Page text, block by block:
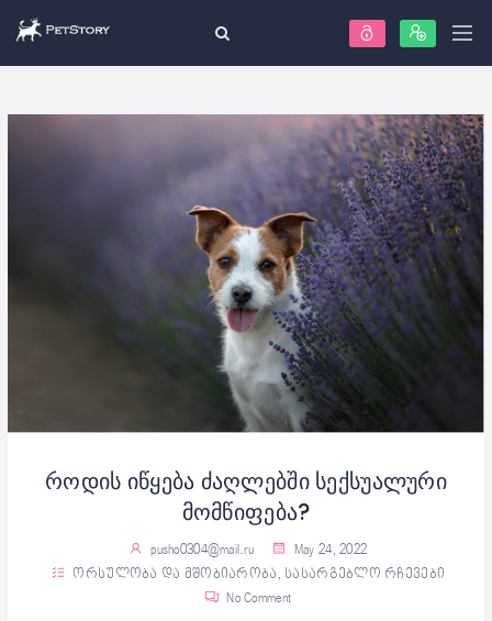
როდის იწყება ძაღლებში სექსუალური
მომწიფება?
pusho0304@mail.ru
May 24, 2022
ორსულობა და მშობიარობა , სასარგებლო რჩევები
No Comment